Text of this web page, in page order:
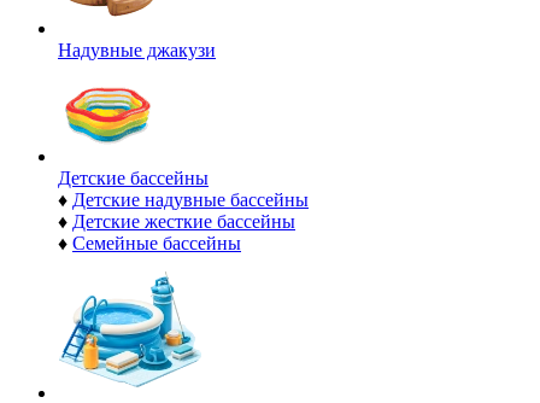
Надувные джакузи
Детские бассейны
♦ Детские надувные бассейны
♦ Детские жесткие бассейны
♦ Семейные бассейны